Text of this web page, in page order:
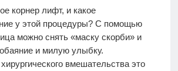
корнер лифт, и какое
у этой процедуры? С помощью
можно снять «маску скорби» и
и милую улыбку.
вмешательства это